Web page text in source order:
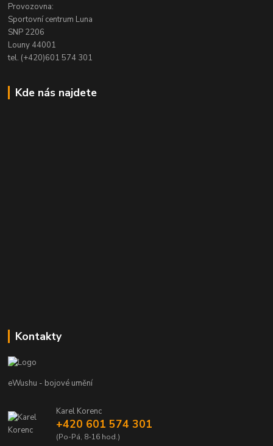
Provozovna:
Sportovní centrum Luna
SNP 2206
Louny 44001
tel. (+420)601 574 301
Kde nás najdete
Kontakty
eWushu - bojové umění
Karel Korenc
+420 601 574 301
(Po-Pá, 8-16 hod.)